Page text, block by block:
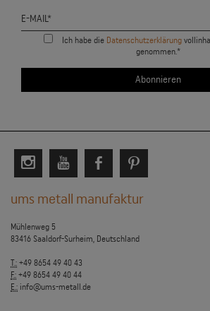
Ich habe die Datenschutzerklärung
genommen.*
ums metall manufaktur
Mühlenweg 5
83416 Saaldorf-Surheim, Deutschland
T.: +49 8654 49 40 43
F.: +49 8654 49 40 44
E.: info@ums-metall.de